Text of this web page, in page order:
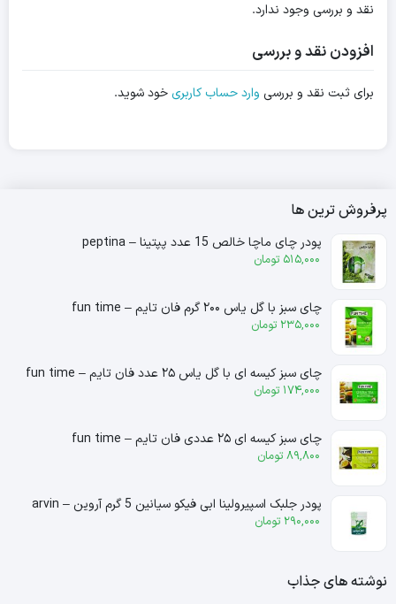
نقد و بررسی وجود ندارد.
افزودن نقد و بررسی
برای ثبت نقد و بررسی وارد حساب کاربریخود شوید.
پرفروش ترین ها
پودر چای ماچا خالص 15 عدد پپتینا – peptina
515,000 تومان
چای سبز با گل یاس ۲۰۰ گرم فان تایم – fun time
235,000 تومان
چای سبز کیسه ای با گل یاس ۲۵ عدد فان تایم – fun time
174,000 تومان
چای سبز کیسه ای ۲۵ عددی فان تایم – fun time
89,800 تومان
پودر جلبک اسپیرولینا ابی فیکو سیانین 5 گرم آروین – arvin
290,000 تومان
نوشته های جذاب